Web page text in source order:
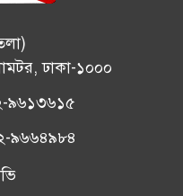
ঢাকা-১০০০
৯৬১৩৬১৫
৯৬৬৪৯৮৪